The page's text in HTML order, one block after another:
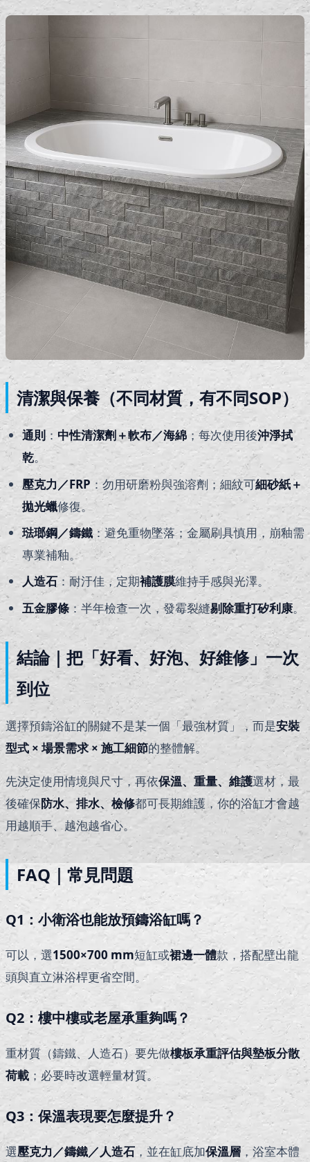
清潔與保養（不同材質，有不同SOP）
通則： 中性清潔劑＋軟布／海綿 ；每次使用後沖淨拭
乾。
壓克力／FRP ：勿用研磨粉與強溶劑；細紋可細砂紙＋
拋光蠟修復。
琺瑯鋼／鑄鐵：避免重物墜落；金屬刷具慎用，崩釉需
專業補釉。
人造石 ：耐汙佳，定期補護膜維持手感與光澤。
五金膠條 ：半年檢查一次，發霉裂縫剔除重打矽利康。
結論｜把「好看、好泡、好維修」一次
到位
選擇預鑄浴缸的關鍵不是某一個「最強材質」，而是安裝
型式 × 場景需求 × 施工細節的整體解。
先決定使用情境與尺寸，再依保溫、重量、維護選材，最
後確保防水、排水、檢修都可長期維護，你的浴缸才會越
用越順手、越泡越省心。
FAQ｜常見問題
Q1 ：小衛浴也能放預鑄浴缸嗎？
可以，選1500×700 mm短缸或裙邊一體款，搭配壁出龍
頭與直立淋浴桿更省空間。
Q2：樓中樓或老屋承重夠嗎？
重材質（鑄鐵、人造石）要先做樓板承重評估與墊板分散
荷載 ；必要時改選輕量材質。
Q3：保溫表現要怎麼提升？
選壓克力／鑄鐵／人造石 ，並在缸底加保溫層，浴室本體